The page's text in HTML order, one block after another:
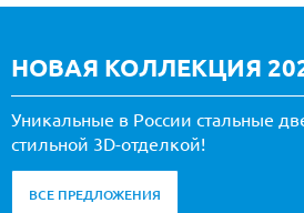
НОВАЯ КОЛЛЕКЦИЯ
Уникальные в России стальные
стильной 3D-отделкой!
ВСЕ ПРЕДЛОЖЕНИЯ